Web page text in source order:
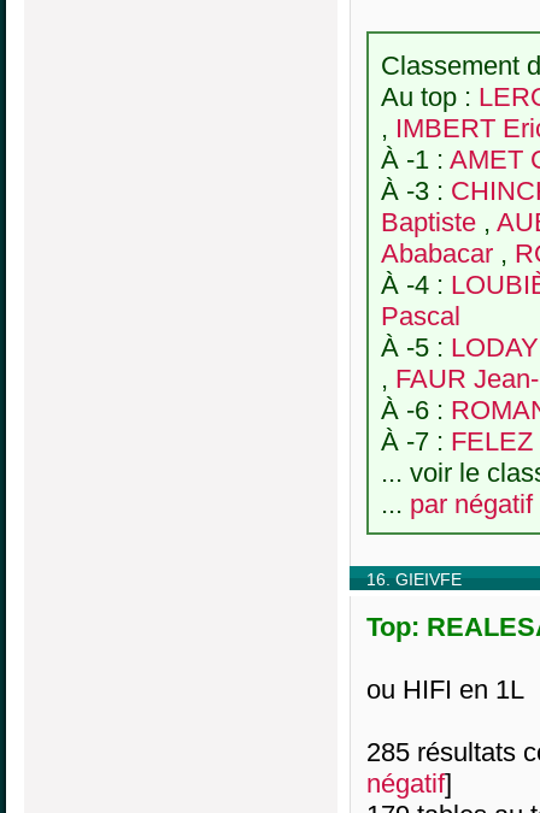
Classement
Au top :
, IMBERT
À -1 : AMET
À -3 :
Baptiste ,
Ababacar ,
À -4 :
Pascal
À -5 :
, FAUR
À -6 :
À -7 : FELEZ
... voir le
... par négatif
16. GIEIVFE
Top:
ou HIFI en 1L
285 résultats
négatif]